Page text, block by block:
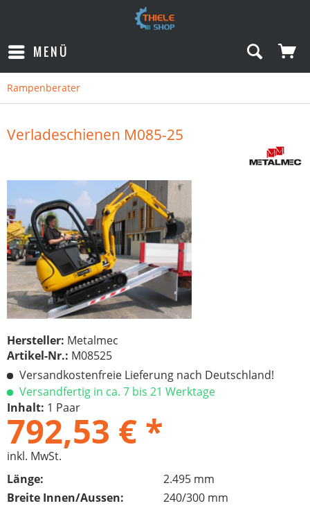
MENÜ
Rampenberater
Verladeschienen M085-25
Hersteller: Metalmec
Artikel-Nr.: M08525
Versandkostenfreie Lieferung nach Deutschland!
Versandfertig in ca. 7 bis 21 Werktage
Inhalt: 1 Paar
792,53 € *
inkl. MwSt.
Länge:
2.495 mm
Breite Innen/Aussen:
240/300 mm